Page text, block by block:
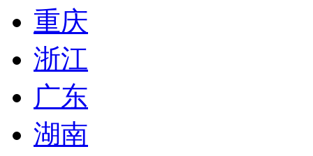
重庆
浙江
广东
湖南